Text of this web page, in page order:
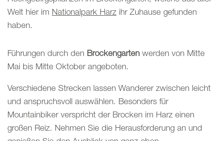
Welt hier im Nationalpark Harz ihr Zuhause gefunden
haben.
Führungen durch den Brockengarten werden von Mitte
Mai bis Mitte Oktober angeboten.
Verschiedene Strecken lassen Wanderer zwischen leicht
und anspruchsvoll auswählen. Besonders für
Mountainbiker verspricht der Brocken im Harz einen
großen Reiz. Nehmen Sie die Herausforderung an und